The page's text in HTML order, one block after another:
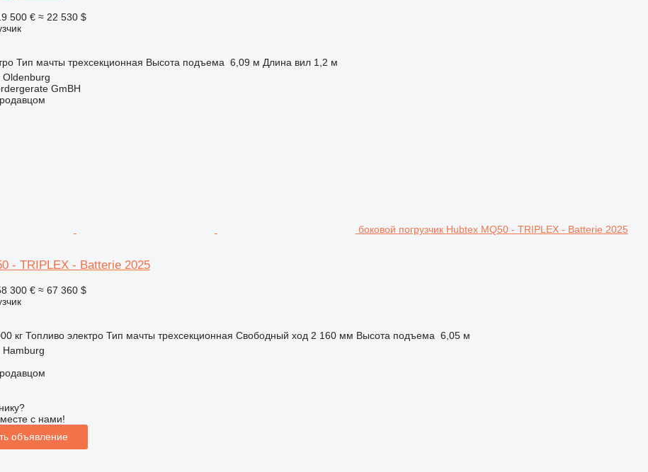
500 € ≈ 22 530 $
Тип мачты трехсекционная Высота подъема 6,09 м Длина вил 1,2 м
GmBH
боковой погрузчик Hubtex MQ50 - TRIPLEX - Batterie 2025
- TRIPLEX - Batterie 2025
300 € ≈ 67 360 $
кг Топливо электро Тип мачты трехсекционная Свободный ход 2 160 мм Высота подъема 6,05 м
с нами!
объявление